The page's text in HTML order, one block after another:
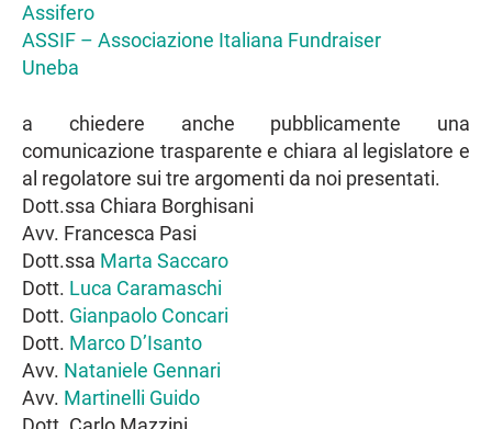
Assifero
ASSIF – Associazione Italiana Fundraiser
Uneba
a chiedere anche pubblicamente una
comunicazione trasparente e chiara al legislatore e
al regolatore sui tre argomenti da noi presentati.
Dott.ssa Chiara Borghisani
Avv. Francesca Pasi
Dott.ssa Marta Saccaro
Dott. Luca Caramaschi
Dott. Gianpaolo Concari
Dott. Marco D’Isanto
Avv. Nataniele Gennari
Avv. Martinelli Guido